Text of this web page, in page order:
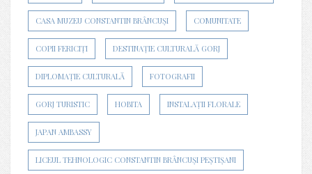
CASA MUZEU CONSTANTIN BRÂNCUȘI COMUNITATE
COPII FERICIȚI DESTINAȚIE CULTURALĂ GORJ
DIPLOMAȚIE CULTURALĂ FOTOGRAFII
GORJ TURISTIC HOBITA INSTALAȚII FLORALE
JAPAN AMBASSY
LICEUL TEHNOLOGIC CONSTANTIN BRÂNCUȘI PEȘTIȘANI